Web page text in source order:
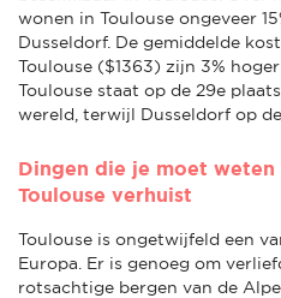
wonen in Toulouse ongeveer
Dusseldorf. De gemiddelde
Toulouse ($1363) zijn 3%
Toulouse staat op de 29e
wereld, terwijl Dusseldorf op
Dingen die je moet
Toulouse verhuist
Toulouse is ongetwijfeld een
Europa. Er is genoeg om
rotsachtige bergen van de